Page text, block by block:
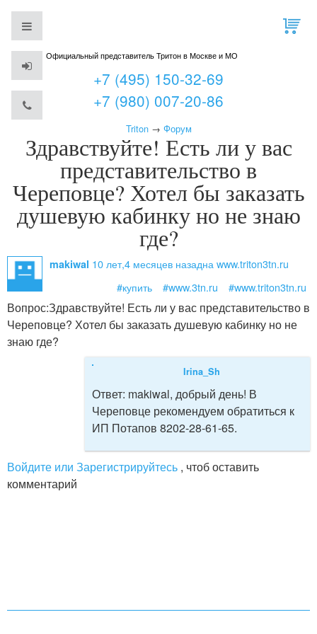
Официальный представитель Тритон в Москве и МО
+7 (495) 150-32-69
+7 (980) 007-20-86
Triton→ Форум
Здравствуйте! Есть ли у вас
представительство в
Череповце? Хотел бы заказать
душевую кабинку но не знаю
где?
makiwal 10 лет,4 месяцев назадна www.triton3tn.ru
#купить
#www.3tn.ru #www.triton3tn.ru
Вопрос:Здравствуйте! Есть ли у вас представительство в
Череповце? Хотел бы заказать душевую кабинку но не
знаю где?
Irina_Sh
Ответ: makiwal, добрый день! В
Череповце рекомендуем обратиться к
ИП Потапов 8202-28-61-65.
Войдите или Зарегистрируйтесь , чтоб оставить
комментарий